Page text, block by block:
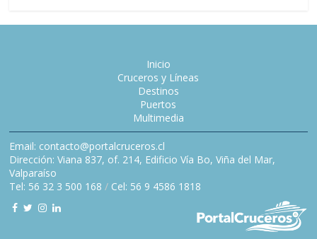
Inicio
Cruceros y Líneas
Destinos
Puertos
Multimedia
Email: contacto@portalcruceros.cl
Dirección: Viana 837, of. 214, Edificio Vía Bo, Viña del Mar,
Valparaíso
Tel: 56 32 3 500 168 / Cel: 56 9 4586 1818